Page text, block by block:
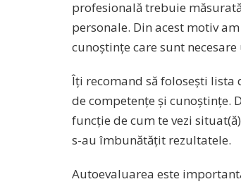
profesională trebuie
personale. Din acest motiv
cunoștințe care sunt
Îți recomand să folosești
de competențe și cunoștințe.
funcție de cum te vezi
s-au îmbunătățit rezultatele.
Autoevaluarea este